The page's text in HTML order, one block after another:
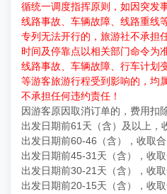
循统一调度指挥原则，如因突发
线路事故、车辆故障、线路重线
专列无法开行的，旅游社不承担
时间及停靠点以相关部门命令为
线路事故、车辆故障、行车计划
等游客旅游行程受到影响的，均
不承担任何违约责任！
因游客原因取消订单的，费用扣
出发日期前61天（含）及以上，
出发日期前60-46（含），收取合
出发日期前45-31天（含），收取
出发日期前30-21天（含），收取
出发日期前20-15天（含），收